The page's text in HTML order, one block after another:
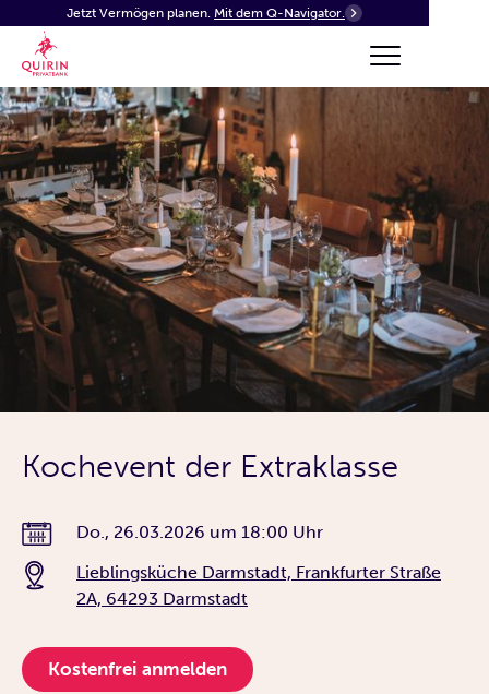
Jetzt Vermögen planen. Mit dem Q-Navigator.
Kochevent der Extraklasse
Do., 26.03.2026 um 18:00 Uhr
Lieblingsküche Darmstadt, Frankfurter Straße
2A, 64293 Darmstadt
Kostenfrei anmelden